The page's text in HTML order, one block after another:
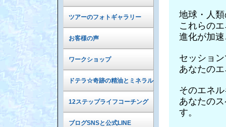
地球・人
これらの
進化が加
セッショ
あなたの
そのエネ
あなたの
す。
ツアーのフォトギャラリー
お客様の声
ワークショップ
ドテラ☆奇跡の精油とミネラル
12ステップライフコーチング
ブログSNSと公式LINE